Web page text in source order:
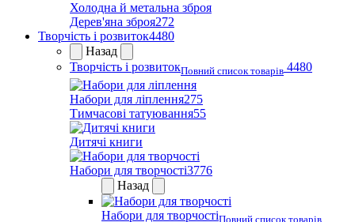
Холодна й метальна зброя
Дерев'яна зброя272
Творчість і розвиток4480
Назад
Творчість і розвитокПовний список товарів 4480
Набори для ліплення275
Тимчасові татуювання55
Дитячі книги
Набори для творчості3776
Назад
Набори для творчостіПовний список товарів